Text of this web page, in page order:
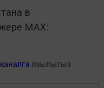
в
MАХ:
язылыгыз